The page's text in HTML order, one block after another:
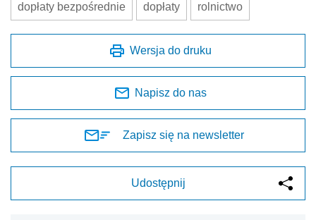
dopłaty bezpośrednie dopłaty rolnictwo
Wersja do druku
Napisz do nas
Zapisz się na newsletter
Udostępnij